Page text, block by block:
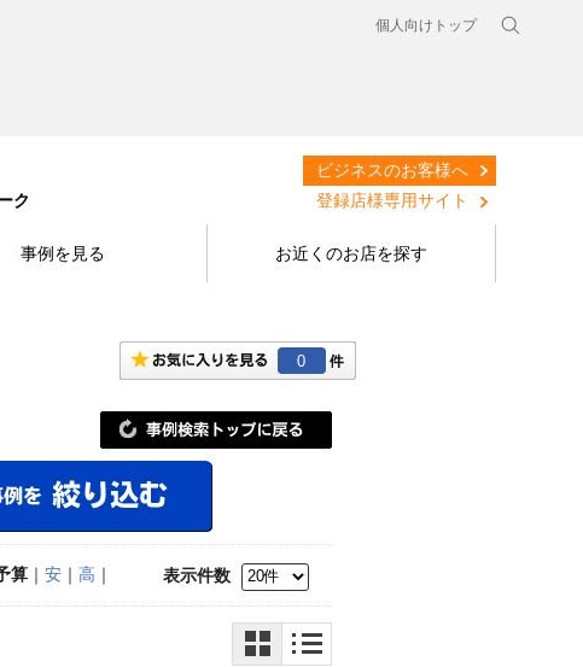
個人向けトップ
ク
ビジネスのお客様へ
登録店様専用サイト
事例を見る お近くのお店を探す
0
表示件数
算｜ 安｜ 高 ｜